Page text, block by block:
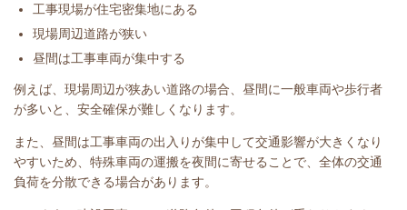
工事現場が住宅密集地にある
現場周辺道路が狭い
昼間は工事車両が集中する
例えば、現場周辺が狭あい道路の場合、昼間に一般車両や歩行者
が多いと、安全確保が難しくなります。
また、昼間は工事車両の出入りが集中して交通影響が大きくなり
やすいため、特殊車両の運搬を夜間に寄せることで、全体の交通
負荷を分散できる場合があります。